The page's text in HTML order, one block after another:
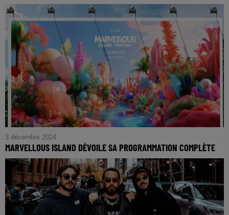
3 décembre 2024
MARVELLOUS ISLAND DÉVOILE SA PROGRAMMATION COMPLÈTE